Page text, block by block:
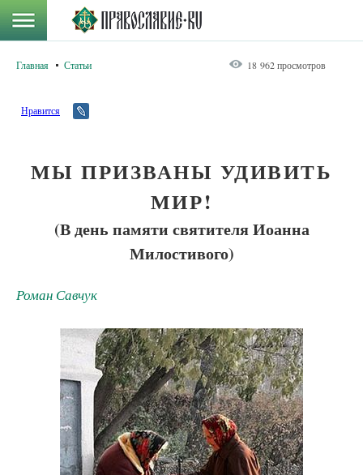
Главная Статьи 18 962 просмотров
Нравится
МЫ ПРИЗВАНЫ УДИВИТЬ
МИР!
(В день памяти святителя Иоанна
Милостивого)
Роман Савчук